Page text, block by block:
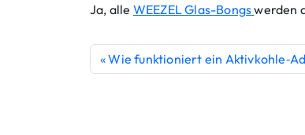
Ja, alle WEEZEL Glas-Bongswerden
Wie funktioniert ein